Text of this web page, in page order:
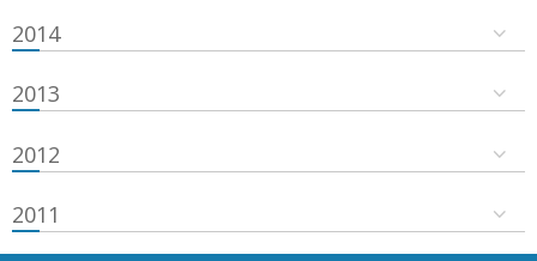
2014
2013
2012
2011